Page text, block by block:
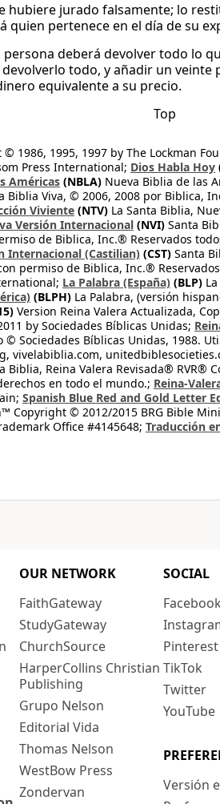
hubiere jurado falsamente; lo
quien pertenece en el día de su
persona deberá devolver todo lo
todo, y añadir un
equivalente a su precio.
Top
1986, 1995, 1997 by The Lockman
Press International; Dios Habla Hoy
Américas (NBLA) Nueva Biblia de las
Biblia Viva, © 2006, 2008 por Biblica,
Viviente (NTV) La Santa Biblia,
Versión Internacional (NVI) Santa
de Biblica, Inc.® Reservados
Internacional (Castilian) (CST) Santa
permiso de Biblica, Inc.®
La Palabra (España) (BLP)
(BLPH) La Palabra, (versión
Version Reina Valera Actualizada,
by Sociedades Bíblicas Unidas;
© Sociedades Bíblicas Unidas, 1988.
vivelabiblia.com,
Biblia, Reina Valera Revisada®
en todo el mundo.; Reina-
Spanish Blue Red and Gold Letter
Copyright © 2012/2015 BRG Bible
Office #4145648; Traducción
OUR NETWORK
FaithGateway
StudyGateway
ChurchSource
HarperCollins Christian
Publishing
Grupo Nelson
Editorial Vida
Thomas Nelson
WestBow Press
Zondervan
SOCIAL
Facebook
Pinterest
TikTok
Twitter
YouTube
Versión